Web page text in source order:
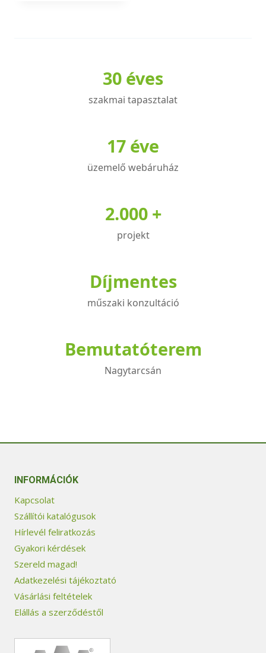
30 éves
szakmai tapasztalat
17 éve
üzemelő webáruház
2.000 +
projekt
Díjmentes
műszaki konzultáció
Bemutatóterem
Nagytarcsán
INFORMÁCIÓK
Kapcsolat
Szállítói katalógusok
Hírlevél feliratkozás
Gyakori kérdések
Szereld magad!
Adatkezelési tájékoztató
Vásárlási feltételek
Elállás a szerződéstől